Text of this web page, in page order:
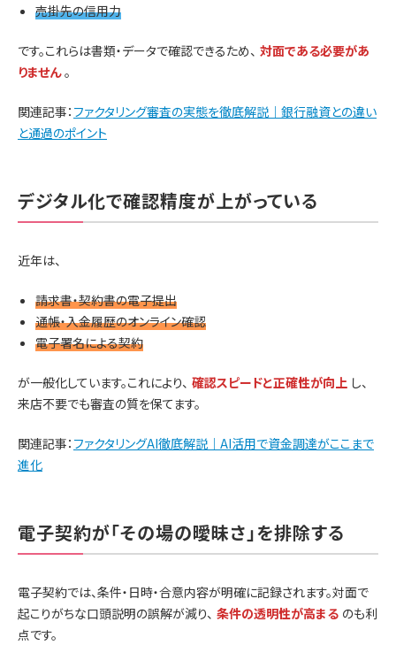
売掛先の信用力
です。これらは書類・データで確認できるため、 対面である必要があ
りません 。
関連記事： ファクタリング審査の実態を徹底解説｜銀行融資との違い
と通過のポイント
デジタル化で確認精度が上がっている
近年は、
請求書・契約書の電子提出
通帳・入金履歴のオンライン確認
電子署名による契約
が一般化しています。これにより、 確認スピードと正確性が向上 し、
来店不要でも審査の質を保てます。
関連記事： ファクタリングAI徹底解説｜AI活用で資金調達がここまで
進化
電子契約が「その場の曖昧さ」を排除する
電子契約では、条件・日時・合意内容が明確に記録されます。対面で
起こりがちな口頭説明の誤解が減り、 条件の透明性が高まる のも利
点です。